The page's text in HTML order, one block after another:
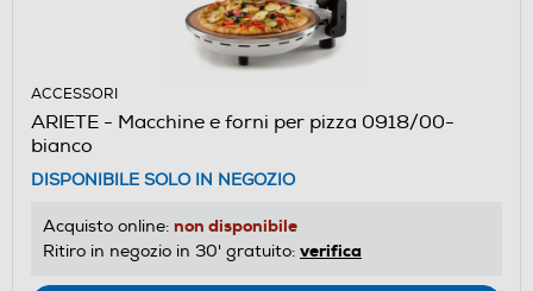
ACCESSORI
ARIETE - Macchine e forni per pizza 0918/00-
bianco
DISPONIBILE SOLO IN NEGOZIO
Acquisto online: non disponibile
Ritiro in negozio in 30' gratuito: verifica